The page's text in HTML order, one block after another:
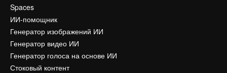
Spaces
ИИ-помощник
Генератор изображений ИИ
Генератор видео ИИ
Генератор голоса на основе ИИ
Стоковый контент